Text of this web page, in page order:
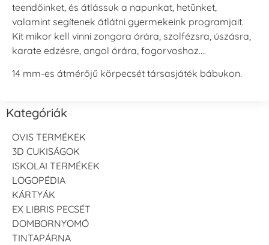
teendőinket, és átlássuk a napunkat, hetünket,
valamint segítenek átlátni gyermekeink programjait.
Kit mikor kell vinni zongora órára, szolfézsra, úszásra,
karate edzésre, angol órára, fogorvoshoz….
14 mm-es átmérőjű körpecsét társasjáték bábukon.
Kategóriák
OVIS TERMÉKEK
3D CUKISÁGOK
ISKOLAI TERMÉKEK
LOGOPÉDIA
KÁRTYÁK
EX LIBRIS PECSÉT
DOMBORNYOMÓ
TINTAPÁRNA